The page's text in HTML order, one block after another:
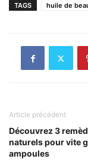
TAGS huile de
Article précédent
Découvrez 3
naturels pour vite
ampoules